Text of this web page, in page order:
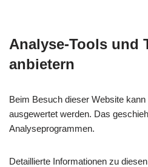
Analyse-Tools und
anbietern
Beim Besuch dieser Website
ausgewertet werden. Das
Analyseprogrammen.
Detaillierte Informationen zu